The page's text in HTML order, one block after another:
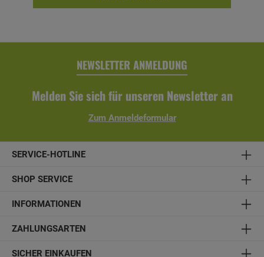
Polypropylen))
NEWSLETTER ANMELDUNG
Melden Sie sich für unseren Newsletter an
Zum Anmeldeformular
SERVICE-HOTLINE
SHOP SERVICE
INFORMATIONEN
ZAHLUNGSARTEN
SICHER EINKAUFEN